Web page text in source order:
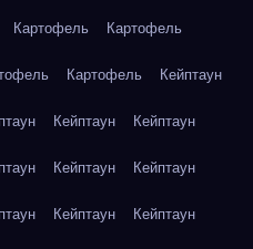
Картофель Картофель
Картофель Кейптаун
Кейптаун Кейптаун
Кейптаун Кейптаун
Кейптаун Кейптаун